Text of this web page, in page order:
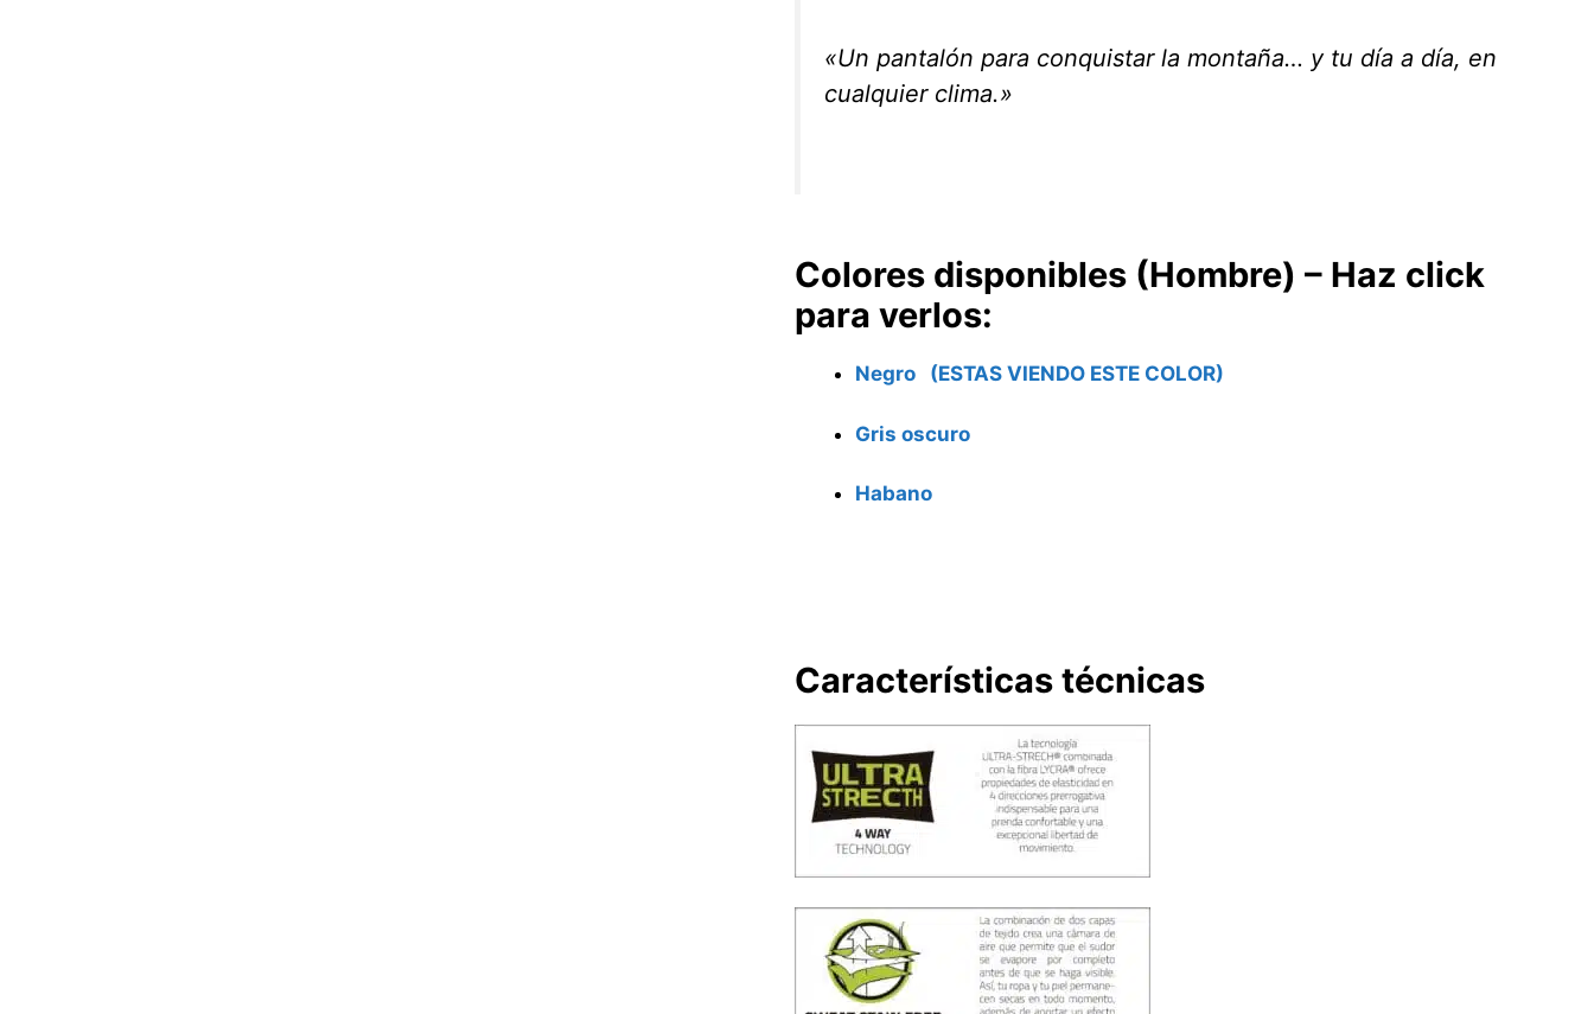
«Un pantalón para conquistar la montaña… y tu día a día, en
cualquier clima.»
Colores disponibles (Hombre) – Haz click
para verlos:
Negro (ESTAS VIENDO ESTE COLOR)
Gris oscuro
Habano
Características técnicas